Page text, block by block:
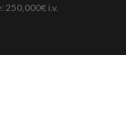
250,000€ i.v.